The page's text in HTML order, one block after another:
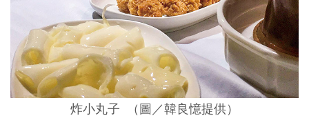
炸小丸子 （圖／韓良憶提供）